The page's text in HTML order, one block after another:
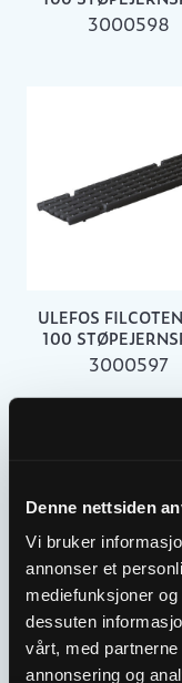
Denne nettsiden
Vi bruker
annonser et
mediefunksjoner
dessuten
vårt, med
annonsering og
3000598
ULEFOS
100
3000597